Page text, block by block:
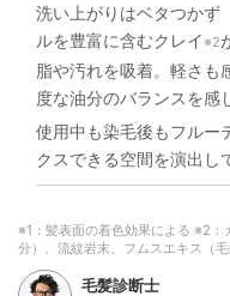
洗い上がりはベタつかず
ルを豊富に含むクレイ※2
脂や汚れを吸着。軽さも
度な油分のバランスを感
使用中も染毛後もフルー
クスできる空間を演出し
※1：髪表面の着色効果による ※2
分）、流紋岩末、フムスエキス（毛